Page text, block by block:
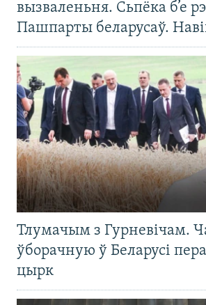
вызваленьня. Сьпёка б’е
Пашпарты беларусаў.
Тлумачым з Гурневічам.
ўборачную ў Беларусі
цырк